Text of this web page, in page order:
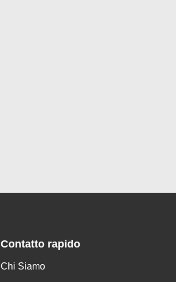
Contatto rapido
Chi Siamo